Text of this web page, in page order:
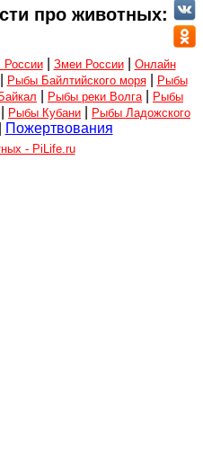
про животных:
| Змеи России| Онлайн
Рыбы Байлтийского моря|
Рыбы
Рыбы реки Волга
Рыбы
Рыбы Кубани
Рыбы Ладожского
Пожертвования
- PiLife.ru